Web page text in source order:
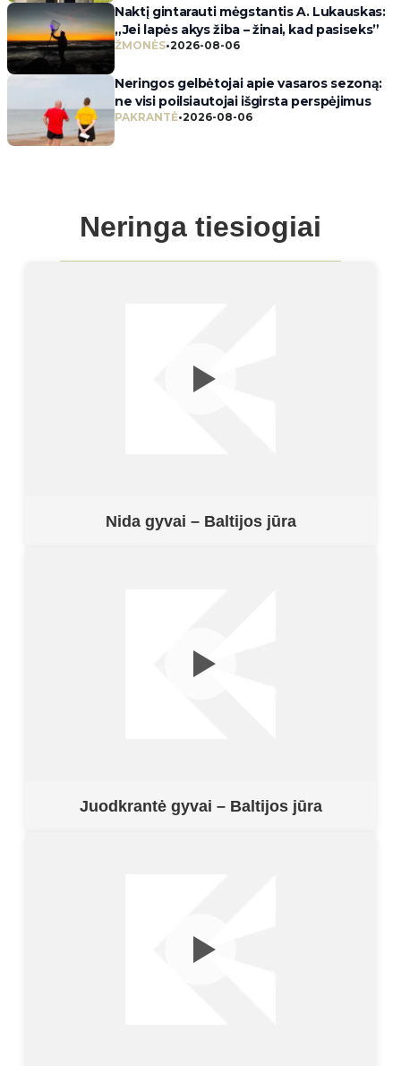
Naktį gintarauti mėgstantis A. Lukauskas:
„Jei lapės akys žiba – žinai, kad pasiseks”
ŽMONĖS•2026-08-06
Neringos gelbėtojai apie vasaros sezoną:
ne visi poilsiautojai išgirsta perspėjimus
PAKRANTĖ•2026-08-06
Neringa tiesiogiai
Nida gyvai – Baltijos jūra
Juodkrantė gyvai – Baltijos jūra